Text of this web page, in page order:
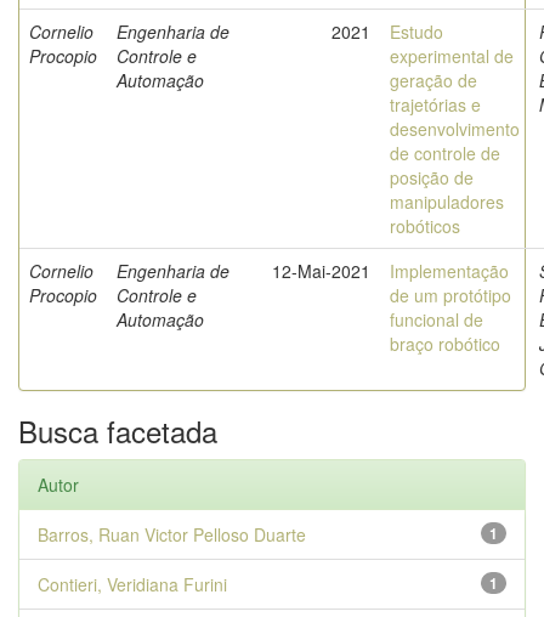
Cornelio
Procopio
Engenharia de
Controle e
Automação
2021
Estudo
experimental de
geração de
trajetórias e
desenvolvimento
de controle de
posição de
manipuladores
robóticos
Cornelio
Procopio
Engenharia de
Controle e
Automação
12-Mai-2021
Implementação
de um protótipo
funcional de
braço robótico
Busca facetada
Autor
1
Barros, Ruan Victor Pelloso Duarte
1
Contieri, Veridiana Furini